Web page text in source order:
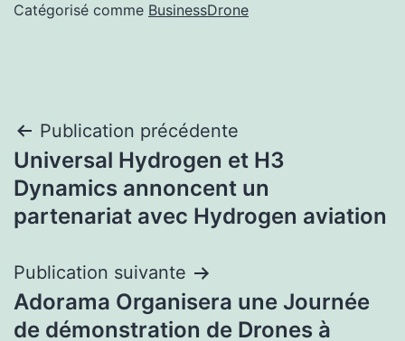
Catégorisé comme BusinessDrone
Navigation
de
l’article
Publication précédente
Universal Hydrogen et H3
Dynamics annoncent un
partenariat avec Hydrogen aviation
Publication suivante
Adorama Organisera une Journée
de démonstration de Drones à